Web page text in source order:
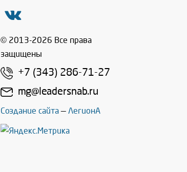
© 2013-2026 Все права
защищены
+7 (343) 286-71-27
mg@leadersnab.ru
Создание сайта— ЛегионА